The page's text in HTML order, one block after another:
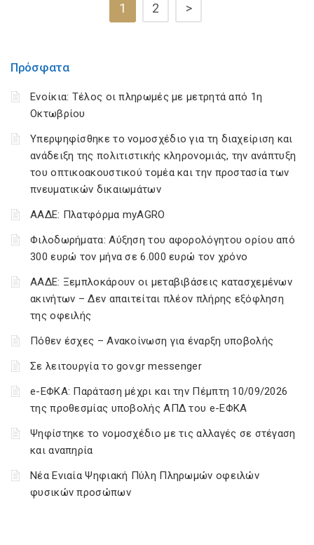
1 2 >
Πρόσφατα
Ενοίκια: Τέλος οι πληρωμές με μετρητά από 1η
Οκτωβρίου
Υπερψηφίσθηκε το νομοσχέδιο για τη διαχείριση και
ανάδειξη της πολιτιστικής κληρονομιάς, την ανάπτυξη
του οπτικοακουστικού τομέα και την προστασία των
πνευματικών δικαιωμάτων
ΑΑΔΕ: Πλατφόρμα myAGRO
Φιλοδωρήματα: Αύξηση του αφορολόγητου ορίου από
300 ευρώ τον μήνα σε 6.000 ευρώ τον χρόνο
ΑΑΔΕ: Ξεμπλοκάρουν οι μεταβιβάσεις κατασχεμένων
ακινήτων – Δεν απαιτείται πλέον πλήρης εξόφληση
της οφειλής
Πόθεν έσχες – Ανακοίνωση για έναρξη υποβολής
Σε λειτουργία το gov.gr messenger
e-ΕΦΚΑ: Παράταση μέχρι και την Πέμπτη 10/09/2026
της προθεσμίας υποβολής ΑΠΔ του e-ΕΦΚΑ
Ψηφίστηκε το νομοσχέδιο με τις αλλαγές σε στέγαση
και αναπηρία
Νέα Ενιαία Ψηφιακή Πύλη Πληρωμών οφειλών
φυσικών προσώπων